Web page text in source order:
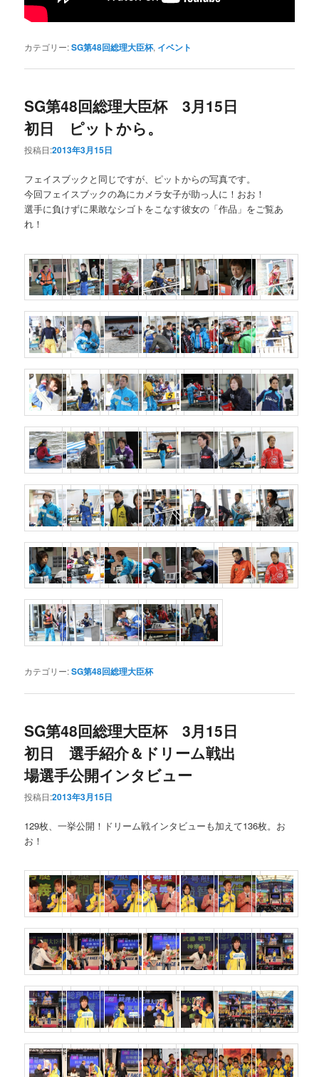
カテゴリー:SG第48回総理大臣杯, イベント
SG第48回総理大臣杯 3月15日
初日 ピットから。
投稿日:2013年3月15日
フェイスブックと同じですが、ピットからの写真です。
今回フェイスブックの為にカメラ女子が助っ人に！おお！
選手に負けずに果敢なシゴトをこなす彼女の「作品」をご覧あ
れ！
カテゴリー:SG第48回総理大臣杯
SG第48回総理大臣杯 3月15日
初日 選手紹介＆ドリーム戦出
場選手公開インタビュー
投稿日:2013年3月15日
129枚、一挙公開！ドリーム戦インタビューも加えて136枚。お
お！